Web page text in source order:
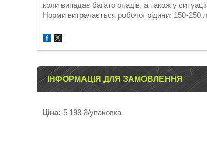
коли випадає багато опадів, а також у
Норми витрачається робочої рідини: 150-250
ІНФОРМАЦІЯ ДЛЯ ЗАМОВЛЕННЯ
Ціна: 5 198 ₴/упаковка